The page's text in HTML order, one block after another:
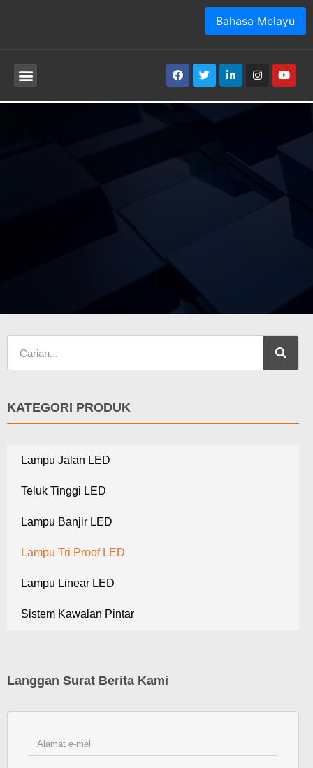
KATEGORI PRODUK
Lampu Jalan LED
Teluk Tinggi LED
Lampu Banjir LED
Lampu Tri Proof LED
Lampu Linear LED
Sistem Kawalan Pintar
Langgan Surat Berita Kami
Bahasa Melayu